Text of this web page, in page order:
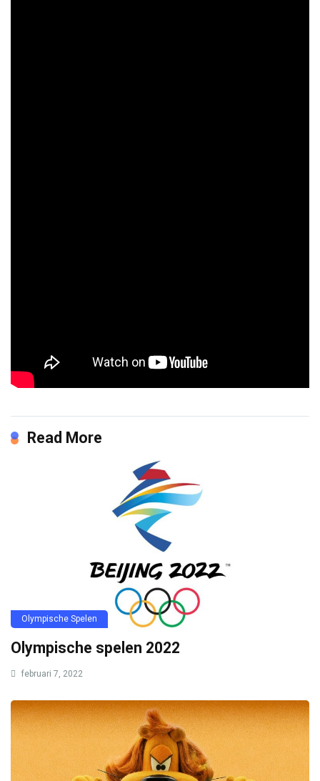
Read More
Olympische Spelen
Olympische spelen 2022
februari 7, 2022